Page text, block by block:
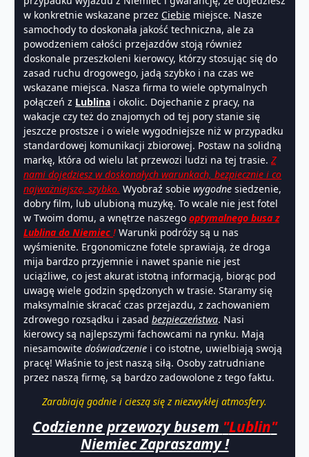
w konkretnie wskazane przez Ciebie miejsce. Nasze
samochody to doskonała jakość techniczna, ale za
powodzeniem całości przejazdów stoją również
doskonale przeszkoleni kierowcy, którzy stosując się do
zasad ruchu drogowego, jadą szybko i na czas we
wskazane miejsca. Nasza firma to wiele optymalnych
połączeń z Lublina i okolic. Dojechanie z pracy, na
wakacje czy też do znajomych od tej pory stanie się
jeszcze prostsze i o wiele wygodniejsze niż w przypadku
standardowej komunikacji zbiorowej. Postaw na solidną
markę, która od wielu lat przewozi ludzi na tej trasie. Z
nami dojedziesz w doskonałych warunkach, bezpiecznie i co
najważniejsze, szybko. Wyobraź sobie wygodne siedzenie,
dobry film, lub ulubioną muzykę. To wcale nie jest fotel
w Twoim domu, a wnętrze naszego optymalnego busa z
Lublina do Niemiec ! Warunki podróży są u nas
wyśmienite. Ergonomiczne fotele sprawiają, że droga
mija bardzo przyjemnie i nawet spanie nie jest
uciążliwe, co jest akurat istotną informacją, biorąc pod
uwagę wiele godzin spędzonych w trasie. Staramy się
maksymalnie skracać czas przejazdu, z zachowaniem
zdrowego rozsądku i zasad bezpieczeństwa. Nasi
kierowcy są najlepszymi fachowcami na rynku. Mają
niesamowite doświadczenie i co istotne, uwielbiają swoją
pracę! Właśnie to jest naszą siłą. Osoby zatrudniane
przez naszą firmę, są bardzo zadowolone z tego faktu.
Zarabiają godnie i cieszą się z niezwykłej atmosfery.
Codzienne przewozy busem "Lublin"
Niemiec Zapraszamy !